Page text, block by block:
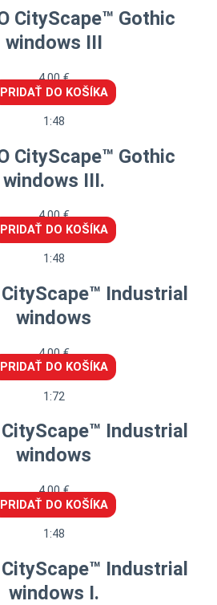
CityScape™ Gothic
windows III
4,00€
PRIDAŤ DO KOŠÍKA
1:48
CityScape™ Gothic
windows III.
4,00€
PRIDAŤ DO KOŠÍKA
1:48
CityScape™ Industrial
windows
4,00€
PRIDAŤ DO KOŠÍKA
1:72
CityScape™ Industrial
windows
4,00€
PRIDAŤ DO KOŠÍKA
1:48
CityScape™ Industrial
windows I.